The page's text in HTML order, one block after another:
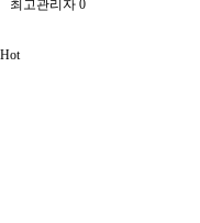
최고관리자 0
Hot